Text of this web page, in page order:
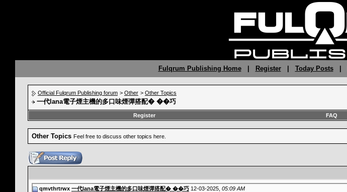
Fulqrum Publishing Home| Register| Today Posts|
Official Fulqrum Publishing forum > Other > Other Topics
一代lana電子煙主機的多口味煙彈搭配� ��巧
Register FAQ
Other Topics Feel free to discuss other topics here.
qmvthrtrwx 一代lana電子煙主機的多口味煙彈搭配� ��巧 12-03-2025, 05:09 AM